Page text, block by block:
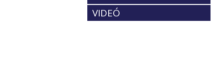
VIDEÓ